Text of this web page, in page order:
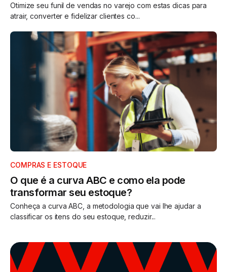
Otimize seu funil de vendas no varejo com estas dicas para
atrair, converter e fidelizar clientes co...
COMPRAS E ESTOQUE
O que é a curva ABC e como ela pode
transformar seu estoque?
Conheça a curva ABC, a metodologia que vai lhe ajudar a
classificar os itens do seu estoque, reduzir...